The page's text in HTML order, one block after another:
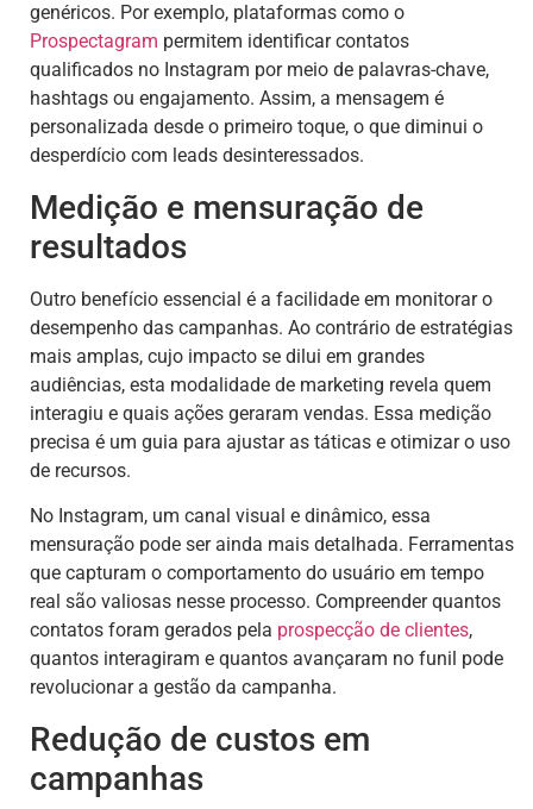
genéricos. Por exemplo, plataformas como o
Prospectagram permitem identificar contatos
qualificados no Instagram por meio de palavras-chave,
hashtags ou engajamento. Assim, a mensagem é
personalizada desde o primeiro toque, o que diminui o
desperdício com leads desinteressados.
Medição e mensuração de
resultados
Outro benefício essencial é a facilidade em monitorar o
desempenho das campanhas. Ao contrário de estratégias
mais amplas, cujo impacto se dilui em grandes
audiências, esta modalidade de marketing revela quem
interagiu e quais ações geraram vendas. Essa medição
precisa é um guia para ajustar as táticas e otimizar o uso
de recursos.
No Instagram, um canal visual e dinâmico, essa
mensuração pode ser ainda mais detalhada. Ferramentas
que capturam o comportamento do usuário em tempo
real são valiosas nesse processo. Compreender quantos
contatos foram gerados pela prospecção de clientes,
quantos interagiram e quantos avançaram no funil pode
revolucionar a gestão da campanha.
Redução de custos em
campanhas